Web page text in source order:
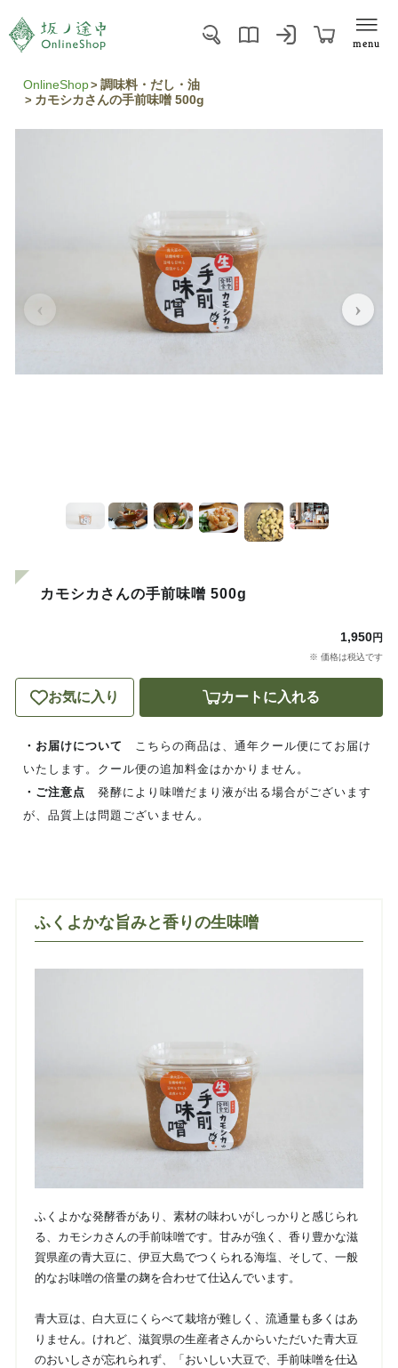
menu
OnlineShop
調味料・だし・油
カモシカさんの手前味噌 500g
カモシカさんの手前味噌 500g
1,950円
※ 価格は税込です
お気に入り カートに入れる
・お届けについて
こちらの商品は、通年クール便にてお届け
いたします。クール便の追加料金はかかりません。
・ご注意点 発酵により味噌だまり液が出る場合がございます
が、品質上は問題ございません。
ふくよかな旨みと香りの生味噌
ふくよかな発酵香があり、素材の味わいがしっかりと感じられ
る、カモシカさんの手前味噌です。甘みが強く、香り豊かな滋
賀県産の青大豆に、伊豆大島でつくられる海塩、そして、一般
的なお味噌の倍量の麹を合わせて仕込んでいます。
青大豆は、白大豆にくらべて栽培が難しく、流通量も多くはあ
りません。けれど、滋賀県の生産者さんからいただいた青大豆
のおいしさが忘れられず、「おいしい大豆で、手前味噌を仕込